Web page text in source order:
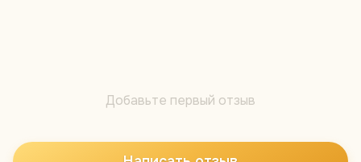
Добавьте первый отзыв